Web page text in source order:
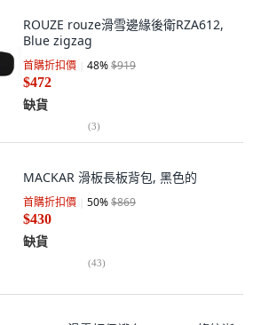
ROUZE rouze滑雪邊緣後衛RZA612,
Blue zigzag
首購折扣價 48%$919
$472
缺貨
(3)
MACKAR 滑板長板背包, 黑色的
首購折扣價 50%$869
$430
缺貨
(43)